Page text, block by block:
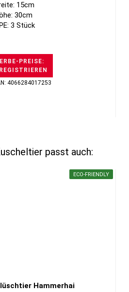
15cm
30cm
3 Stück
PREISE:
4066284017253
passt auch:
ECO-FRIENDLY